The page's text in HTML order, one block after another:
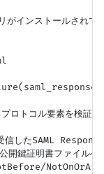
ンストールされてい
トコル要素を検証す
したSAML Response
証明書ファイルへ
NotOnOrAfter